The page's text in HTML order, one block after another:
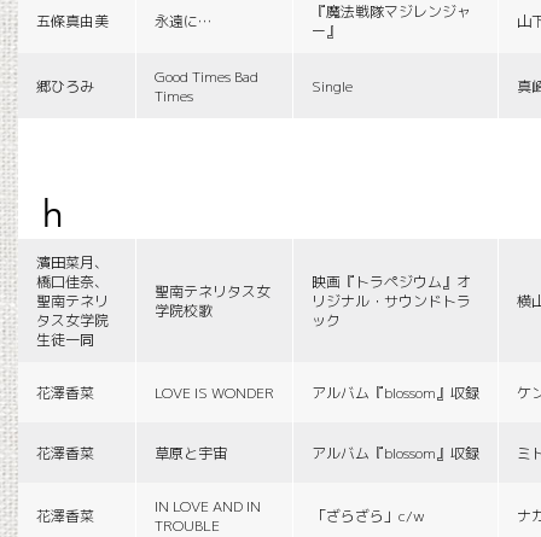
五條真由美 永遠に…
『魔法戦隊マジレンジャ
ー』
山
郷ひろみ
Good Times Bad
Times
Single 真
h
濱田菜月、
橋口佳奈、
聖南テネリ
タス女学院
生徒一同
聖南テネリタス女
学院校歌
映画『トラペジウム』オ
リジナル・サウンドトラ
ック
横
花澤香菜 LOVE IS WONDER アルバム『blossom』収録 ケ
花澤香菜 草原と宇宙 アルバム『blossom』収録 ミ
花澤香菜
IN LOVE AND IN
TROUBLE
「ざらざら」c/w ナ